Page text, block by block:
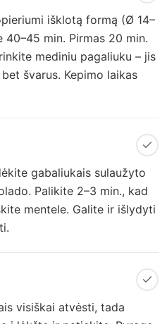
išklotą formą (Ø 14–
40–45 min. Pirmas 20 min.
mediniu pagaliuku – jis
švarus. Kepimo laikas
gabaliukais sulaužyto
Palikite 2–3 min., kad
mentele. Galite ir išlydyti
visiškai atvėsti, tada